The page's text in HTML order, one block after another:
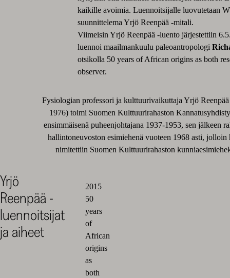
kaikille avoimia. Luennoitsijalle luovutetaan
suunnittelema Yrjö Reenpää -mitali.
Viimeisin Yrjö Reenpää -luento järjestettiin
luennoi maailmankuulu paleoantropologi
otsikolla 50 years of African origins as both
observer.
Fysiologian professori ja kulttuurivaikuttaja Yrjö
1976) toimi Suomen Kulttuurirahaston
ensimmäisenä puheenjohtajana 1937-1953, sen jälkeen
hallintoneuvoston esimiehenä vuoteen 1968 asti, jolloin
nimitettiin Suomen Kulttuurirahaston
Yrjö
Reenpää -
luennoitsijat
ja aiheet
2015
50
years
of
African
origins
as
both